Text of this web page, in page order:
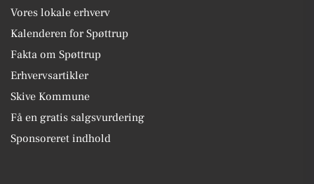
Vores lokale erhverv
Kalenderen for Spøttrup
Fakta om Spøttrup
Erhvervsartikler
Skive Kommune
Få en gratis salgsvurdering
Sponsoreret indhold